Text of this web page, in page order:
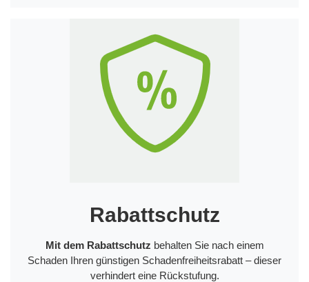
Rabattschutz
Mit dem Rabattschutz behalten Sie nach einem
Schaden Ihren günstigen Schadenfreiheitsrabatt – dieser
verhindert eine Rückstufung.